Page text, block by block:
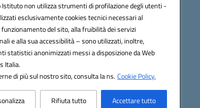
Istituto non utilizza strumenti di profilazione degli utenti -
esclusivamente cookies tecnici necessari al
del sito, alla fruibilità dei servizi
e alla sua accessibilità – sono utilizzati, inoltre,
statistici anonimizzati messi a disposizione da Web
Italia.
di più sul nostro sito, consulta la ns.Cookie Policy.
Rifiuta tutto Accettare tutto